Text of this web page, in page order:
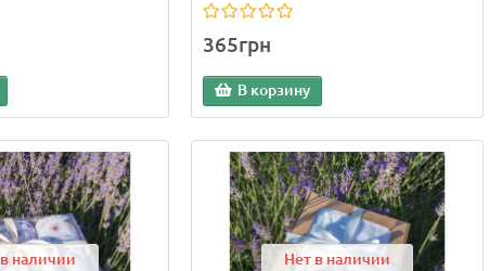
365грн
В корзину
наличии Нет в наличии